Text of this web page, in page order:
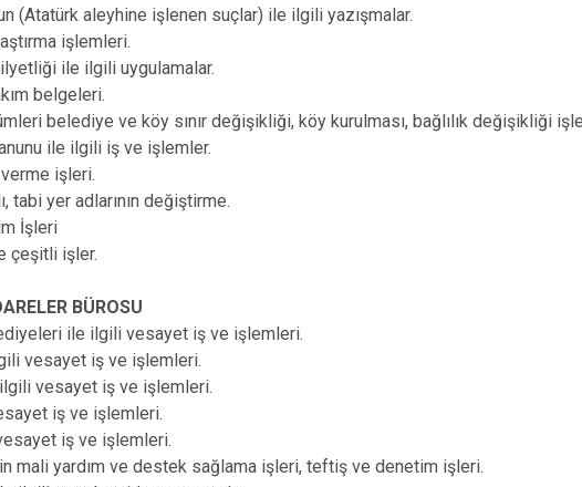
(Atatürk aleyhine işlenen suçlar) ile ilgili yazışmalar.
işlemleri.
ile ilgili uygulamalar.
belgeleri.
belediye ve köy sınır değişikliği, köy kurulması, bağlılık değişikliği
ile ilgili iş ve işlemler.
işleri.
tabi yer adlarının değiştirme.
İşleri
çeşitli işler.
BÜROSU
ile ilgili vesayet iş ve işlemleri.
vesayet iş ve işlemleri.
vesayet iş ve işlemleri.
iş ve işlemleri.
iş ve işlemleri.
mali yardım ve destek sağlama işleri, teftiş ve denetim işleri.